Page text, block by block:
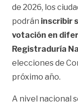
de 2026, los
podrán inscribir
votación en
Registraduría
elecciones de
próximo año.
A nivel nacional